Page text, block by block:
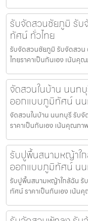
รับจัดสวนชัยภูมิ รั
ทัศน์ ทั่วไทย
รับจัดสวนชัยภูมิ รับจัดสว
ไทยราคาเป็นกันเอง เน้น
จัดสวนในบ้าน นนท
ออกแบบภูมิทัศน์ น
จัดสวนในบ้าน นนทบุรี รับ
ราคาเป็นกันเอง เน้นคุณภ
รับปูพื้นสนามหญ้าใ
ออกแบบภูมิทัศน์ น
รับปูพื้นสนามหญ้าใกล้ฉัน
ทัศน์ ราคาเป็นกันเอง เน้น